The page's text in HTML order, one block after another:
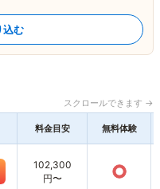
込む
スクロールできます →
料金目安 無料体験
102,300
円〜
○